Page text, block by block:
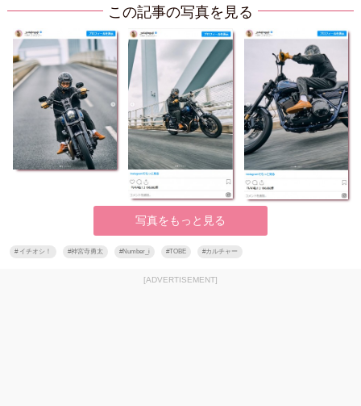
この記事の写真を見る
写真をもっと見る
#イチオシ！ #神宮寺勇太 #Number_i #TOBE #カルチャー
[ADVERTISEMENT]